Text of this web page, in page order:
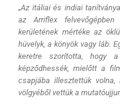
„Az itáliai és indiai
az Arriflex
kerületének mértéke az
hüvelyk, a könyök vagy láb.
keretre szorította, hogy
képződhessék, mielőtt a
csapjába illesztettük volna,
völgyéből vettük a